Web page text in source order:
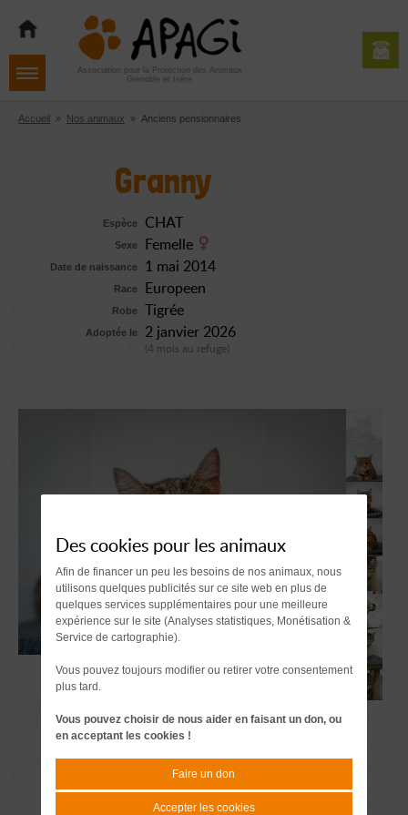
navigation
contenu
Aller
pied
de
Association pour la Protection des Animaux
Grenoble et Isère
Accueil » Nos animaux » Anciens pensionnaires
Granny
Espèce CHAT
Sexe Femelle
Date de naissance 1 mai 2014
Race Europeen
Robe Tigrée
Adoptée le 2 janvier 2026
(4 mois au refuge)
Des cookies pour les animaux
Afin de financer un peu les besoins de nos animaux, nous
utilisons quelques publicités sur ce site web en plus de
quelques services supplémentaires pour une meilleure
expérience sur le site (Analyses statistiques, Monétisation &
Service de cartographie).
Vous pouvez toujours modifier ou retirer votre consentement
plus tard.
Vous pouvez choisir de nous aider en faisant un don, ou
en acceptant les cookies !
Faire un don
Accepter les cookies